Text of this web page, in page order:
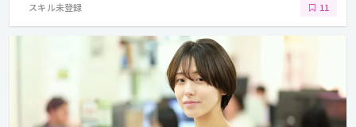
スキル未登録 11